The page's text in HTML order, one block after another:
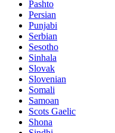
Pashto
Persian
Punjabi
Serbian
Sesotho
Sinhala
Slovak
Slovenian
Somali
Samoan
Scots Gaelic
Shona